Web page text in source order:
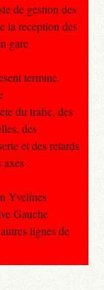
de gestion des
la reception des
gare
termine.
du trafic, des
des
et des retards
axes :
Yvelines
Gauche
lignes de